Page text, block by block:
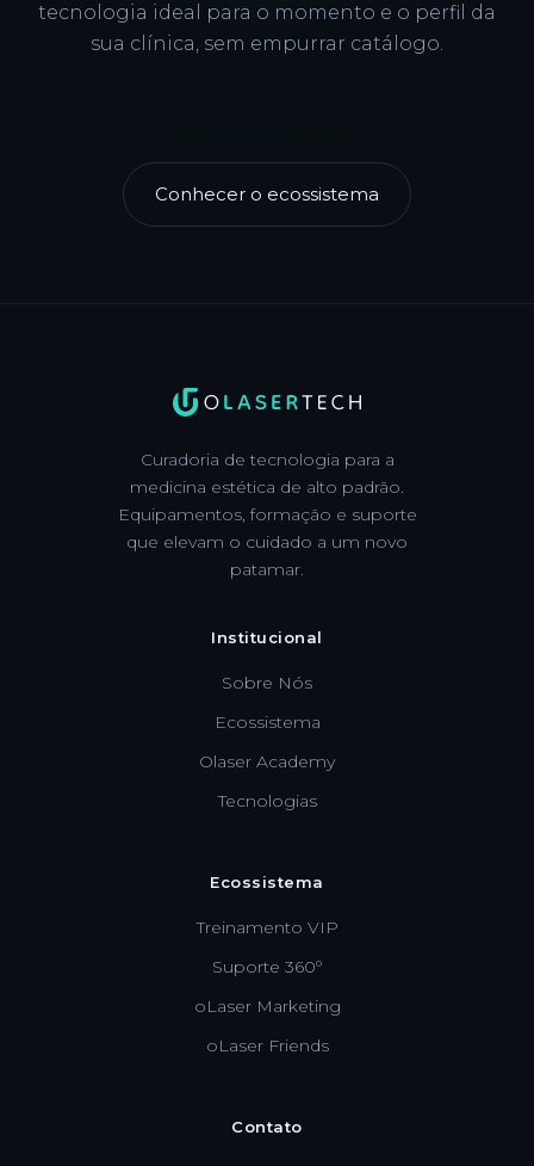
tecnologia ideal para o momento e o perfil da
sua clínica, sem empurrar catálogo.
Conhecer o ecossistema
Curadoria de tecnologia para a
medicina estética de alto padrão.
Equipamentos, formação e suporte
que elevam o cuidado a um novo
patamar.
Institucional
Sobre Nós
Ecossistema
Olaser Academy
Tecnologias
Ecossistema
Treinamento VIP
Suporte 360º
oLaser Marketing
oLaser Friends
Contato